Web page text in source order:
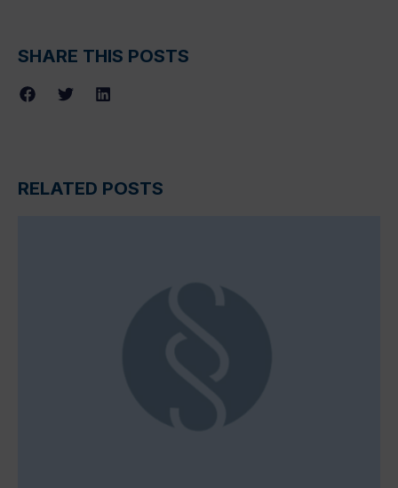
SHARE THIS POSTS
RELATED POSTS